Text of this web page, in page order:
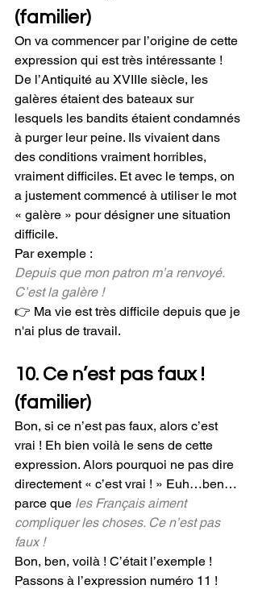
(familier)
On va commencer par l’origine de cette
expression qui est très intéressante !
De l’Antiquité au XVIIIe siècle, les
galères étaient des bateaux sur
lesquels les bandits étaient condamnés
à purger leur peine. Ils vivaient dans
des conditions vraiment horribles,
vraiment difficiles. Et avec le temps, on
a justement commencé à utiliser le mot
« galère » pour désigner une situation
difficile.
Par exemple :
Depuis que mon patron m’a renvoyé.
C’est la galère !
👉 Ma vie est très difficile depuis que je
n'ai plus de travail.
10. Ce n’est pas faux !
(familier)
Bon, si ce n’est pas faux, alors c’est
vrai ! Eh bien voilà le sens de cette
expression. Alors pourquoi ne pas dire
directement « c’est vrai ! » Euh…ben…
parce que les Français aiment
compliquer les choses. Ce n’est pas
faux !
Bon, ben, voilà ! C’était l’exemple !
Passons à l’expression numéro 11 !